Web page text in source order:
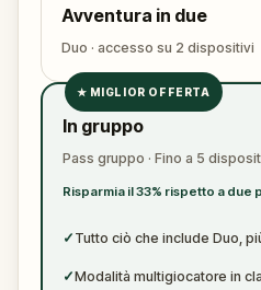
Avventura in due
Duo · accesso su 2 dispositivi
✓
✓
★ MIGLIOR OFFERTA
In gruppo
Pass gruppo · Fino a 5
Risparmia il 33% rispetto a due
✓ Tutto ciò che include Duo,
✓Modalità multigiocatore in